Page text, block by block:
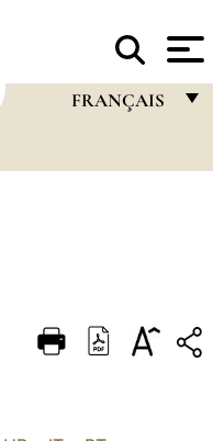
FRANÇAIS
DEUTSCH